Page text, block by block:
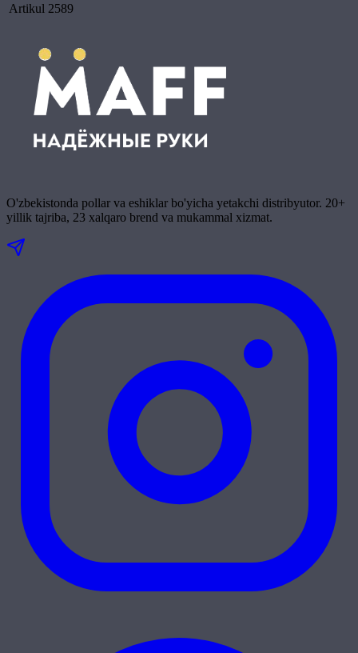
Artikul 2589
O'zbekistonda pollar va eshiklar bo'yicha yetakchi distribyutor. 20+
yillik tajriba, 23 xalqaro brend va mukammal xizmat.